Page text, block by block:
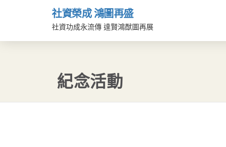
社資榮成 鴻圖再盛
社資功成永流傳 達賢鴻猷圖再展
紀念活動